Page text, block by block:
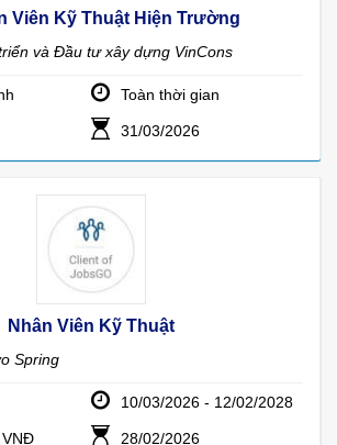
Viên Kỹ Thuật Hiện Trường
và Đầu tư xây dựng VinCons
Toàn thời gian
31/03/2026
Nhân Viên Kỹ Thuật
Spring
10/03/2026 - 12/02/2028
VNĐ 28/02/2026